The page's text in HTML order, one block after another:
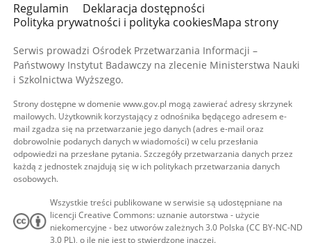
Regulamin
Deklaracja dostępności
Polityka prywatności i polityka cookiesMapa strony
Serwis prowadzi Ośrodek Przetwarzania Informacji –
Państwowy Instytut Badawczy na zlecenie Ministerstwa Nauki
i Szkolnictwa Wyższego.
Strony dostępne w domenie www.gov.pl mogą zawierać adresy skrzynek
mailowych. Użytkownik korzystający z odnośnika będącego adresem e-
mail zgadza się na przetwarzanie jego danych (adres e-mail oraz
dobrowolnie podanych danych w wiadomości) w celu przesłania
odpowiedzi na przesłane pytania. Szczegóły przetwarzania danych przez
każdą z jednostek znajdują się w ich politykach przetwarzania danych
osobowych.
Wszystkie treści publikowane w serwisie są udostępniane na
licencji Creative Commons: uznanie autorstwa - użycie
niekomercyjne - bez utworów zależnych 3.0 Polska (CC BY-NC-ND
3.0 PL), o ile nie jest to stwierdzone inaczej.